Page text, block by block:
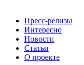
Пресс-релизы
Интересно
Новости
Статьи
О проекте